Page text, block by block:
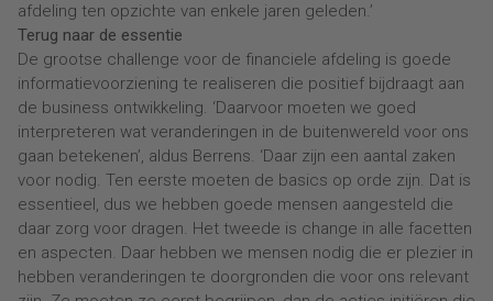
afdeling ten opzichte van enkele jaren geleden.’
Terug naar de essentie
De grootse challenge voor de financiele afdeling is goede
informatievoorziening te realiseren die positief bijdraagt aan
de business ontwikkeling. ‘Daarvoor moeten we goed
interpreteren wat veranderingen in de buitenwereld voor ons
gaan betekenen’, aldus Berrens. ‘Daar zijn een aantal zaken
voor nodig. Ten eerste moeten de basics op orde zijn. Dat is
essentieel, dus we hebben goede mensen aangesteld die
daar zorg voor dragen. Het tweede is change in alle facetten
en aspecten. Daar hebben we mensen nodig die er plezier in
hebben veranderingen te doorgronden die voor ons relevant